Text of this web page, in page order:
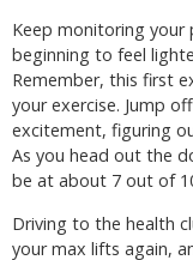
Keep monitoring your
beginning to feel
Remember, this first
your exercise. Jump
excitement, figuring
As you head out the
be at about 7 out of
Driving to the health
your max lifts again,